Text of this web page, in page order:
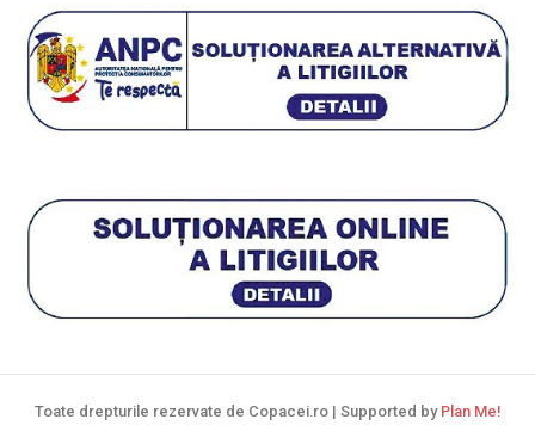
Toate drepturile rezervate de Copacei.ro | Supported by Plan Me!